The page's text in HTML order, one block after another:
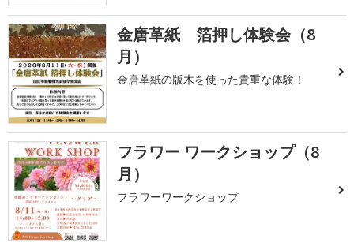
金唐革紙 箔押し体験会（8
月）
金唐革紙の版木を使った貴重な体験！
フラワー ワークショップ（8
月）
フラワーワークショップ